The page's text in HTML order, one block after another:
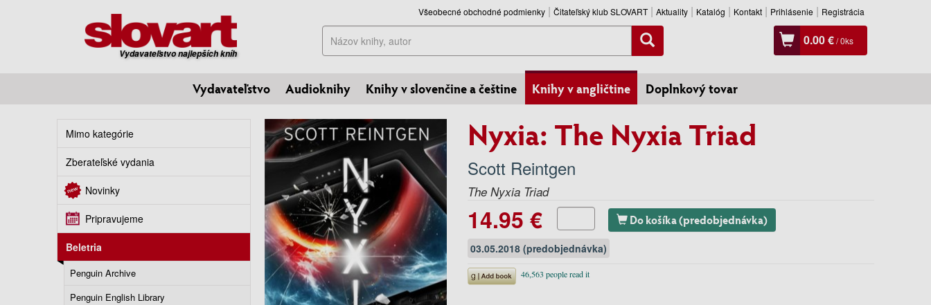
Vydavateľstvo najlepších kníh
Všeobecné obchodné podmienky Čitateľský klub SLOVART Aktuality Katalóg Kontakt Prihlásenie Registrácia
Hľadať 0.00 €/0ks
Vydavateľstvo Audioknihy Knihy v slovenčine a češtine Knihy v angličtine Doplnkový tovar
Mimo kategórie
Zberateľské vydania
Novinky
Pripravujeme
Beletria
Penguin Archive
Penguin English Library
Nyxia: The Nyxia Triad
Scott Reintgen
The Nyxia Triad
14.95 € Do košíka (predobjednávka)
03.05.2018 (predobjednávka)